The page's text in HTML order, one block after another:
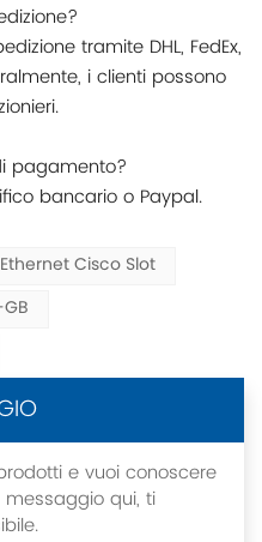
tramite DHL, FedEx,
i clienti possono
pagamento?
bancario o Paypal.
Cisco Slot
e vuoi conoscere
qui, ti